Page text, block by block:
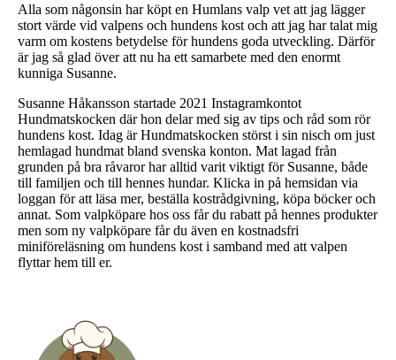
Alla som någonsin har köpt en Humlans valp vet att jag lägger
stort värde vid valpens och hundens kost och att jag har talat mig
varm om kostens betydelse för hundens goda utveckling. Därför
är jag så glad över att nu ha ett samarbete med den enormt
kunniga Susanne.
Susanne Håkansson startade 2021 Instagramkontot
Hundmatskocken där hon delar med sig av tips och råd som rör
hundens kost. Idag är Hundmatskocken störst i sin nisch om just
hemlagad hundmat bland svenska konton. Mat lagad från
grunden på bra råvaror har alltid varit viktigt för Susanne, både
till familjen och till hennes hundar. Klicka in på hemsidan via
loggan för att läsa mer, beställa kostrådgivning, köpa böcker och
annat. Som valpköpare hos oss får du rabatt på hennes produkter
men som ny valpköpare får du även en kostnadsfri
miniföreläsning om hundens kost i samband med att valpen
flyttar hem till er.